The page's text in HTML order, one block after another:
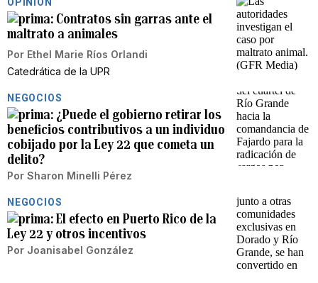
Contratos sin garras ante el
maltrato a animales
Por Ethel Marie Ríos Orlandi
Catedrática de la UPR
NEGOCIOS
¿Puede el gobierno retirar los
beneficios contributivos a un individuo
cobijado por la Ley 22 que cometa un
delito?
Por Sharon Minelli Pérez
NEGOCIOS
El efecto en Puerto Rico de la
Ley 22 y otros incentivos
Por Joanisabel González